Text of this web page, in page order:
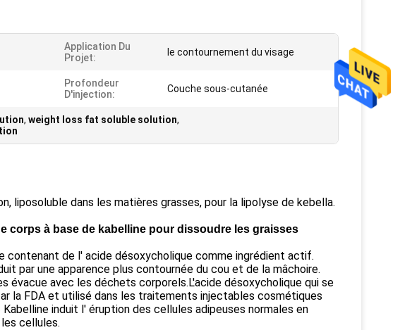
Application Du
Projet:
le contournement du visage
Profondeur
D'injection:
Couche sous-cutanée
, weight loss fat soluble solution,
liposoluble dans les matières grasses, pour la lipolyse de kebella.
corps à base de kabelline pour dissoudre les graisses
contenant de l' acide désoxycholique comme ingrédient actif.
par une apparence plus contournée du cou et de la mâchoire.
évacue avec les déchets corporels.L'acide désoxycholique qui se
la FDA et utilisé dans les traitements injectables cosmétiques
induit l' éruption des cellules adipeuses normales en
cellules.